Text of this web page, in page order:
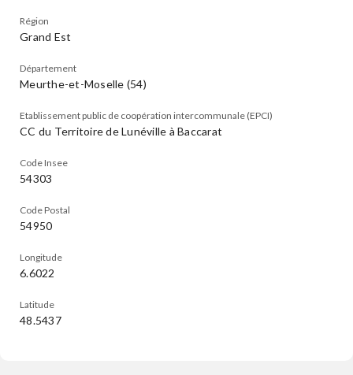
Région
Grand Est
Département
Meurthe-et-Moselle (54)
Etablissement public de coopération intercommunale (EPCI)
CC du Territoire de Lunéville à Baccarat
Code Insee
54303
Code Postal
54950
Longitude
6.6022
Latitude
48.5437